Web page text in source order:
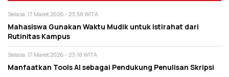
Selasa, 17 Maret 2026 - 23:58 WITA
Mahasiswa Gunakan Waktu Mudik untuk Istirahat dari
Rutinitas Kampus
Selasa, 17 Maret 2026 - 23:18 WITA
Manfaatkan Tools AI sebagai Pendukung Penulisan Skripsi